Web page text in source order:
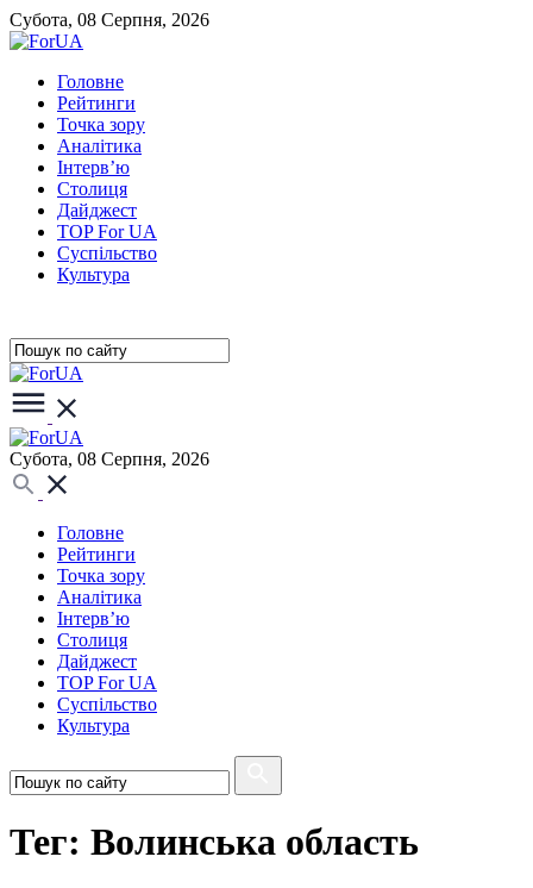
Субота, 08 Серпня, 2026
Головне
Рейтинги
Точка зору
Аналітика
Інтерв’ю
Столиця
Дайджест
TOP For UA
Суспiльство
Культура
Субота, 08 Серпня, 2026
Головне
Рейтинги
Точка зору
Аналітика
Інтерв’ю
Столиця
Дайджест
TOP For UA
Суспiльство
Культура
Тег: Волинська область